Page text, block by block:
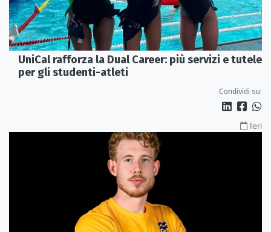
UniCal rafforza la Dual Career: più servizi e tutele
per gli studenti-atleti
Condividi su:
Ieri